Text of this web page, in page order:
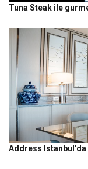
Tuna Steak ile
Address Istanbul'da